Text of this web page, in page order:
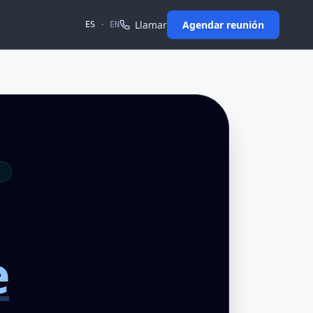
ES · EN Llamar Agendar reunión